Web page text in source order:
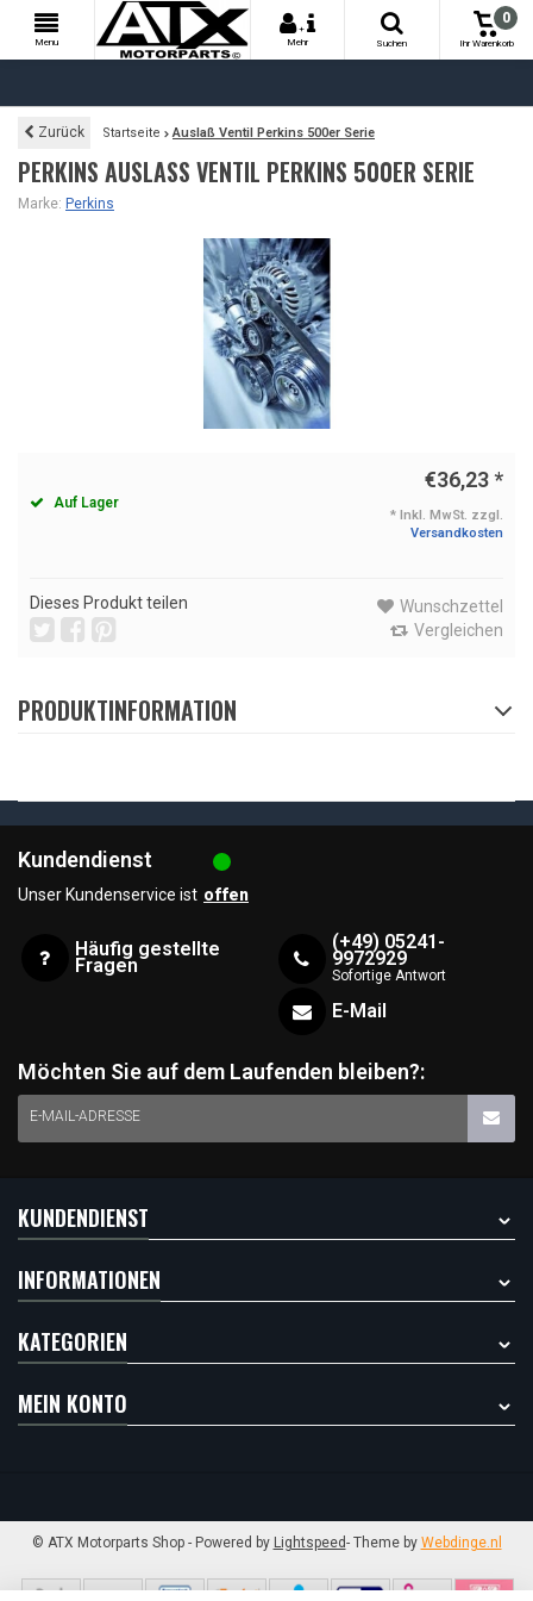
Menu
+
Mehr
Suchen
0
Ihr Warenkorb
Zurück Startseite Auslaß Ventil Perkins 500er Serie
PERKINS AUSLASS VENTIL PERKINS 500ER SERIE
Marke: Perkins
Auf Lager
€36,23*
* Inkl. MwSt. zzgl.
Versandkosten
Dieses Produkt teilen
Wunschzettel
Vergleichen
PRODUKTINFORMATION
Kundendienst
Unser Kundenservice ist offen
Häufig gestellte
Fragen
(+49) 05241-
9972929
Sofortige Antwort
E-Mail
Möchten Sie auf dem Laufenden bleiben?:
E-MAIL-ADRESSE
KUNDENDIENST
INFORMATIONEN
KATEGORIEN
MEIN KONTO
© ATX Motorparts Shop - Powered by Lightspeed- Theme by Webdinge.nl